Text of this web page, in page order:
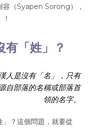
容（Syapen Sorong），
有「姓」？
人是沒有「名」，只有
自部落的名稱或部落首
領的名字。
？這個問題，就要從